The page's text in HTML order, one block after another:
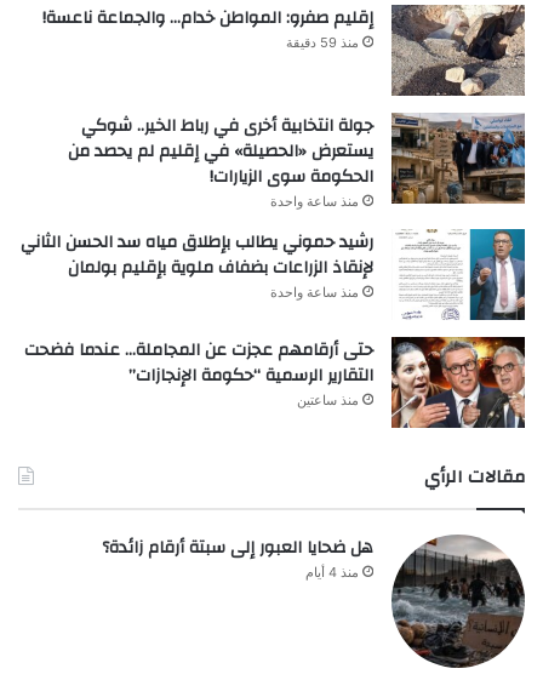
إقليم صفرو: المواطن خدام… والجماعة ناعسة!
منذ 59 دقيقة
جولة انتخابية أخرى في رباط الخير.. شوكي
يستعرض «الحصيلة» في إقليم لم يحصد من
الحكومة سوى الزيارات!
منذ ساعة واحدة
رشيد حموني يطالب بإطلاق مياه سد الحسن الثاني
لإنقاذ الزراعات بضفاف ملوية بإقليم بولمان
منذ ساعة واحدة
حتى أرقامهم عجزت عن المجاملة… عندما فضحت
التقارير الرسمية “حكومة الإنجازات”
منذ ساعتين
مقالات الرأي
هل ضحايا العبور إلى سبتة أرقام زائدة؟
منذ 4 أيام